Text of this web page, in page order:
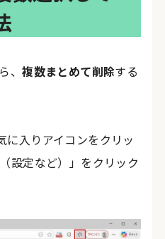
、複数まとめて削除する
に入りアイコンをクリッ
設定など）」をクリック